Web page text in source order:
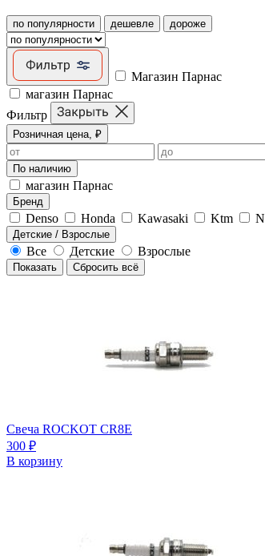
по популярности дешевле дороже
Магазин Парнас
магазин Парнас
Фильтр
Розничная цена, ₽
По наличию
магазин Парнас
Бренд
Denso Honda Kawasaki Ktm
Детские / Взрослые
Все Детские Взрослые
Показать Сбросить всё
Свеча ROCKOT CR8E
300 ₽
В корзину